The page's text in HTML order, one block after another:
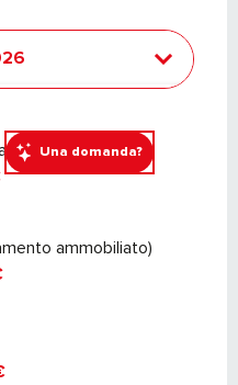
Una domanda?
ammobiliato)